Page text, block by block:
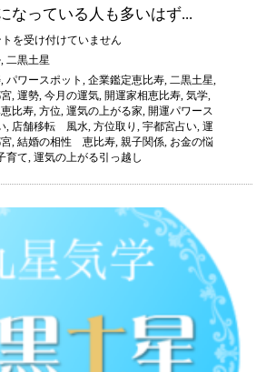
なっている人も多いはず...
を受け付けていません
, 二黒土星
, パワースポット , 企業鑑定恵比寿, 二黒土星,
, 運勢, 今月の運気, 開運家相恵比寿, 気学,
比寿, 方位, 運気の上がる家, 開運パワース
, 店舗移転 風水, 方位取り , 宇都宮占い, 運
, 結婚の相性 恵比寿, 親子関係, お金の悩
育て, 運気の上がる引っ越し